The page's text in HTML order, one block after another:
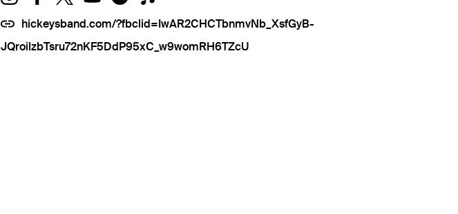
hickeysband.com/?fbclid=IwAR2CHCTbnmvNb_XsfGyB-
JQroilzbTsru72nKF5DdP95xC_w9womRH6TZcU